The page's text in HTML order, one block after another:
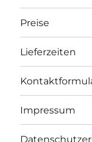
Preise
Lieferzeiten
Impressum